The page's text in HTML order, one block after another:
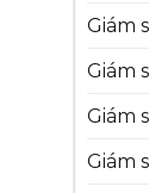
Giám
Giám
Giám
Giám